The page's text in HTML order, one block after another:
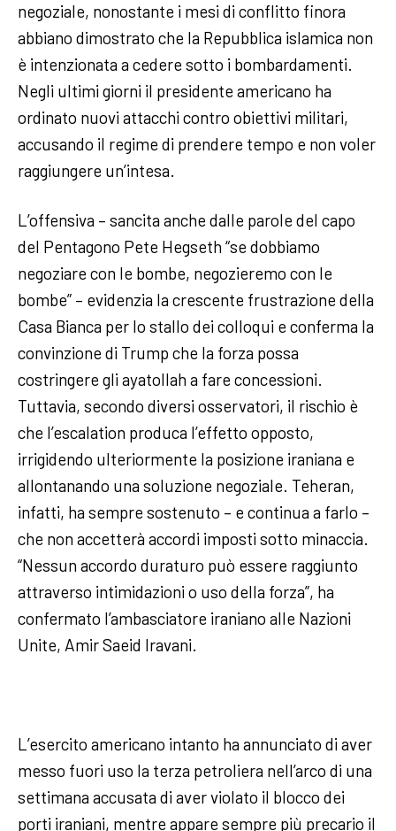
negoziale, nonostante i mesi di conflitto finora
abbiano dimostrato che la Repubblica islamica non
è intenzionata a cedere sotto i bombardamenti.
Negli ultimi giorni il presidente americano ha
ordinato nuovi attacchi contro obiettivi militari,
accusando il regime di prendere tempo e non voler
raggiungere un’intesa.
L’offensiva – sancita anche dalle parole del capo
del Pentagono Pete Hegseth “se dobbiamo
negoziare con le bombe, negozieremo con le
bombe” – evidenzia la crescente frustrazione della
Casa Bianca per lo stallo dei colloqui e conferma la
convinzione di Trump che la forza possa
costringere gli ayatollah a fare concessioni.
Tuttavia, secondo diversi osservatori, il rischio è
che l’escalation produca l’effetto opposto,
irrigidendo ulteriormente la posizione iraniana e
allontanando una soluzione negoziale. Teheran,
infatti, ha sempre sostenuto – e continua a farlo –
che non accetterà accordi imposti sotto minaccia.
“Nessun accordo duraturo può essere raggiunto
attraverso intimidazioni o uso della forza”, ha
confermato l’ambasciatore iraniano alle Nazioni
Unite, Amir Saeid Iravani.
L’esercito americano intanto ha annunciato di aver
messo fuori uso la terza petroliera nell’arco di una
settimana accusata di aver violato il blocco dei
porti iraniani, mentre appare sempre più precario il